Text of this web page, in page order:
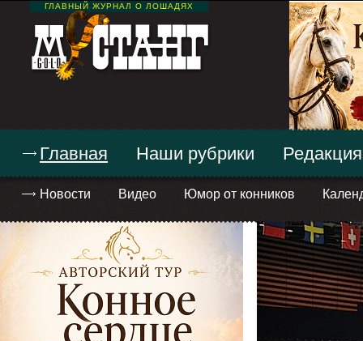
ГЛАВНЫЙ ЖУРНАЛ О ЛОШАДЯХ
Главная
Новости Видео Юмор от конников
Наши рубрики Редакция